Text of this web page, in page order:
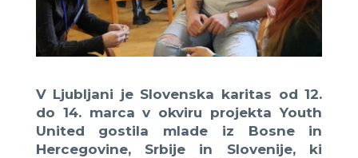
V Ljubljani je Slovenska karitas od 12.
do 14. marca v okviru projekta Youth
United gostila mlade iz Bosne in
Hercegovine, Srbije in Slovenije, ki